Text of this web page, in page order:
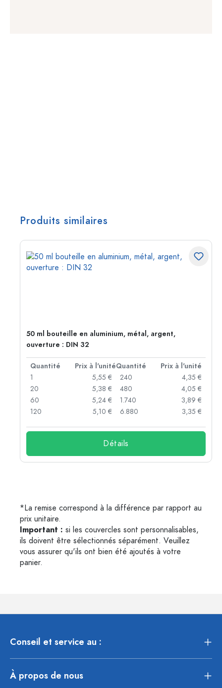
Produits similaires
50 ml bouteille en aluminium, métal, argent,
ouverture : DIN 32
Quantité Prix à l'unitéQuantité
Prix à l'unité
1
5,55 €
20
5,38 €
60
5,24 €
120
5,10 €
240
4,35 €
480
4,05 €
1.740
3,89 €
6.880
3,35 €
Détails
*La remise correspond à la différence par rapport au
prix unitaire.
Important : si les couvercles sont personnalisables,
ils doivent être sélectionnés séparément. Veuillez
vous assurer qu'ils ont bien été ajoutés à votre
panier.
Conseil et service au :
À propos de nous